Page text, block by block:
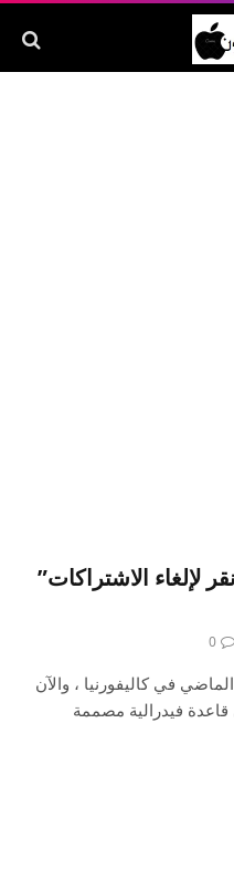
لإلغاء الاشتراكات”
0
في كاليفورنيا ، والآن
قاعدة فيدرالية مصممة